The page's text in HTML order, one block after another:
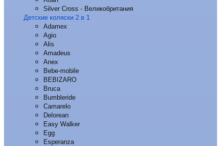
Silver Cross - Великобритания
Детские коляски 2 в 1
Adamex
Agio
Alis
Amadeus
Anex
Bebe-mobile
BEBIZARO
Bruca
Bumbleride
Camarelo
Delorean
Easy Walker
Egg
Esperanza